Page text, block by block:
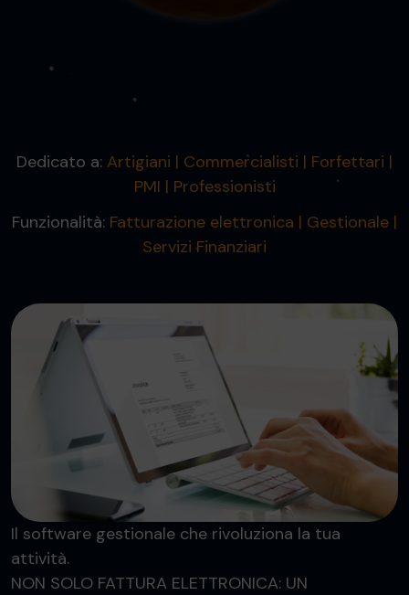
Dedicato a: Artigiani Commercialisti
Forfettari
PMI
Professionisti
Funzionalità: Fatturazione elettronica
Gestionale
Servizi Finanziari
Il software gestionale che rivoluziona la tua
attività.
NON SOLO FATTURA ELETTRONICA: UN